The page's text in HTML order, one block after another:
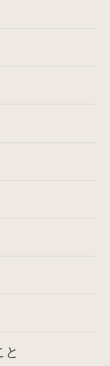
と